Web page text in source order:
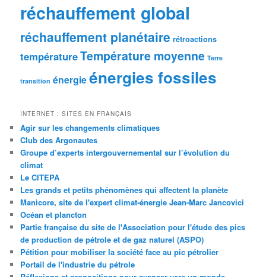
réchauffement global
réchauffement planétaire rétroactions
températureTempérature moyenne Terre
transition énergieénergies fossiles
INTERNET : SITES EN FRANÇAIS
Agir sur les changements climatiques
Club des Argonautes
Groupe d’experts intergouvernemental sur l’évolution du
climat
Le CITEPA
Les grands et petits phénomènes qui affectent la planète
Manicore, site de l'expert climat-énergie Jean-Marc Jancovici
Océan et plancton
Partie française du site de l'Association pour l'étude des pics
de production de pétrole et de gaz naturel (ASPO)
Pétition pour mobiliser la société face au pic pétrolier
Portail de l'industrie du pétrole